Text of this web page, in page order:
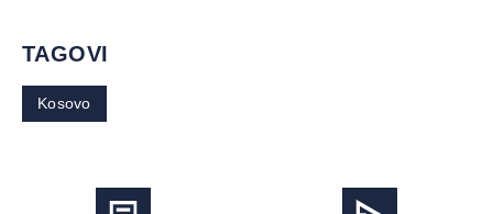
TAGOVI
Kosovo